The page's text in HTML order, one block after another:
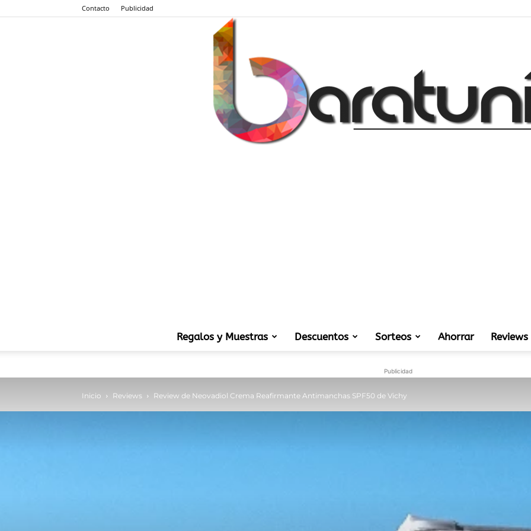
Contacto Publicidad
muestras
gratis
Regalos y Muestras Descuentos Sorteos Ahorrar Reviews
Publicidad
Inicio Reviews Review de Neovadiol Crema Reafirmante Antimanchas SPF50 de Vichy